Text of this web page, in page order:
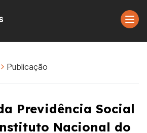
Publicação
Previdência Social
Nacional do